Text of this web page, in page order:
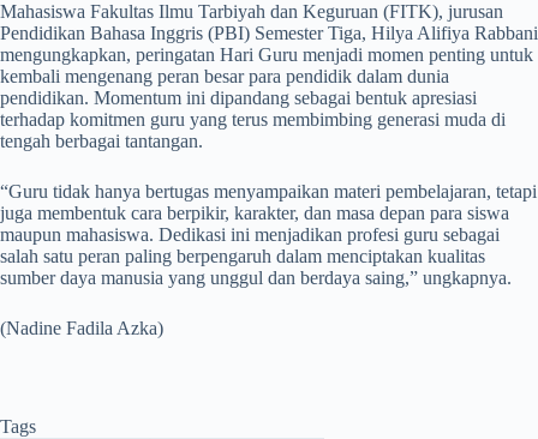
Mahasiswa Fakultas Ilmu Tarbiyah dan Keguruan (FITK), jurusan
Pendidikan Bahasa Inggris (PBI) Semester Tiga, Hilya Alifiya Rabbani
mengungkapkan, peringatan Hari Guru menjadi momen penting untuk
kembali mengenang peran besar para pendidik dalam dunia
pendidikan. Momentum ini dipandang sebagai bentuk apresiasi
terhadap komitmen guru yang terus membimbing generasi muda di
tengah berbagai tantangan.
“Guru tidak hanya bertugas menyampaikan materi pembelajaran, tetapi
juga membentuk cara berpikir, karakter, dan masa depan para siswa
maupun mahasiswa. Dedikasi ini menjadikan profesi guru sebagai
salah satu peran paling berpengaruh dalam menciptakan kualitas
sumber daya manusia yang unggul dan berdaya saing,” ungkapnya.
(Nadine Fadila Azka)
Tags